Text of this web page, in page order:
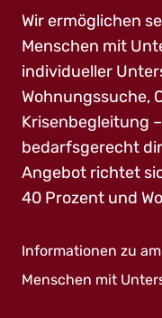
Wir ermöglichen
Menschen mit
individueller
Wohnungssuche,
Krisenbegleitung
bedarfsgerecht
Angebot richtet
40 Prozent und
Informationen zu
Menschen mit